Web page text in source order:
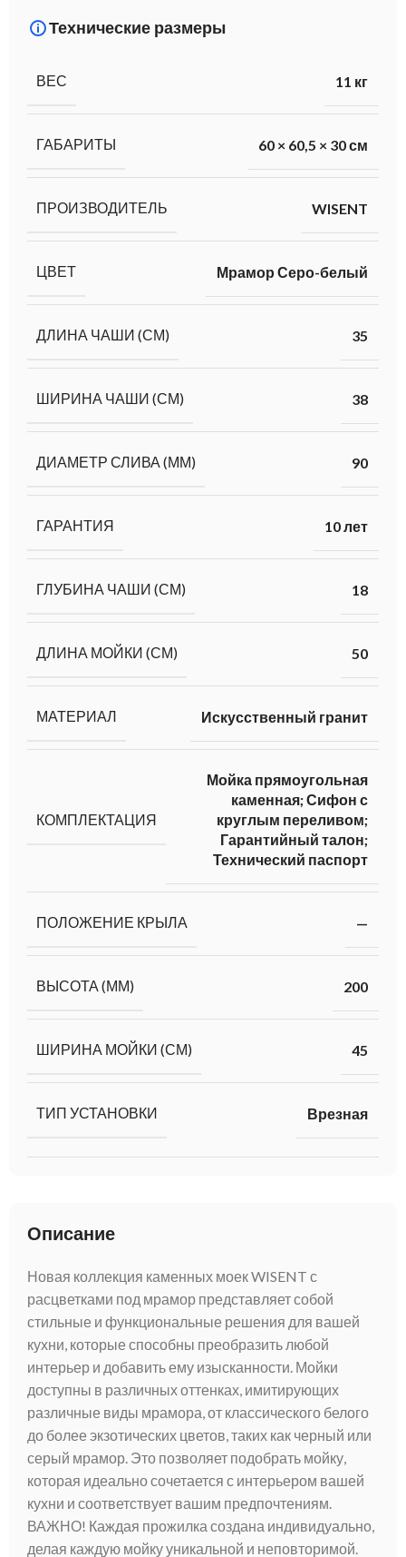
Описание
Новая коллекция каменных моек WISENT с
расцветками под мрамор представляет собой
стильные и функциональные решения для вашей
кухни, которые способны преобразить любой
интерьер и добавить ему изысканности. Мойки
доступны в различных оттенках, имитирующих
различные виды мрамора, от классического белого
до более экзотических цветов, таких как черный или
серый мрамор. Это позволяет подобрать мойку,
которая идеально сочетается с интерьером вашей
кухни и соответствует вашим предпочтениям.
ВАЖНО! Каждая прожилка создана индивидуально,
делая каждую мойку уникальной и неповторимой.
Технические размеры
ВЕС 11 кг
ГАБАРИТЫ 60 × 60,5 × 30 см
ПРОИЗВОДИТЕЛЬ WISENT
ЦВЕТ Мрамор Серо-белый
ДЛИНА ЧАШИ (СМ) 35
ШИРИНА ЧАШИ (СМ) 38
ДИАМЕТР СЛИВА (ММ) 90
ГАРАНТИЯ 10 лет
ГЛУБИНА ЧАШИ (СМ) 18
ДЛИНА МОЙКИ (СМ) 50
МАТЕРИАЛ Искусственный гранит
КОМПЛЕКТАЦИЯ
Мойка прямоугольная
каменная; Сифон с
круглым переливом;
Гарантийный талон;
Технический паспорт
ПОЛОЖЕНИЕ КРЫЛА —
ВЫСОТА (ММ) 200
ШИРИНА МОЙКИ (СМ) 45
ТИП УСТАНОВКИ Врезная